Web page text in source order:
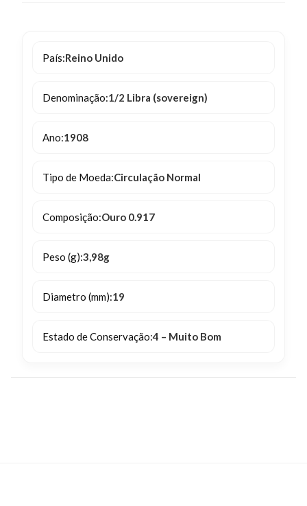
País:Reino Unido
Denominação:1/2 Libra (sovereign)
Ano:1908
Tipo de Moeda:Circulação Normal
Composição:Ouro 0.917
Peso (g):3,98g
Diametro (mm):19
Estado de Conservação:4 – Muito Bom